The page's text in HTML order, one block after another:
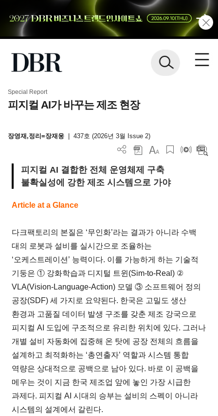
Special Report
피지컬 AI가 바꾸는 제조 현장
장영재,정리=장재웅 437호 (2026년 3월 Issue 2)
피지컬 AI 결합한 전체 운영체제 구축
불확실성에 강한 제조 시스템으로 가야
Article at a Glance
다크팩토리의 본질은 ‘무인화’라는 결과가 아니라 수백
대의 로봇과 설비를 실시간으로 조율하는
‘오케스트레이션’ 능력이다. 이를 가능하게 하는 기술적
기둥은 ① 강화학습과 디지털 트윈(Sim-to-Real) ②
VLA(Vision-Language-Action) 모델 ③ 소프트웨어 정의
공장(SDF) 세 가지로 요약된다. 한국은 고밀도 생산
환경과 고품질 데이터 발생 구조를 갖춘 제조 강국으로
피지컬 AI 도입에 구조적으로 유리한 위치에 있다. 그러나
개별 설비 자동화에 집중해 온 탓에 공장 전체의 흐름을
설계하고 최적화하는 ‘총연출자’ 역할과 시스템 통합
역량은 상대적으로 공백으로 남아 있다. 바로 이 공백을
메우는 것이 지금 한국 제조업 앞에 놓인 가장 시급한
과제다. 피지컬 AI 시대의 승부는 설비의 스펙이 아니라
시스템의 설계에서 갈린다.